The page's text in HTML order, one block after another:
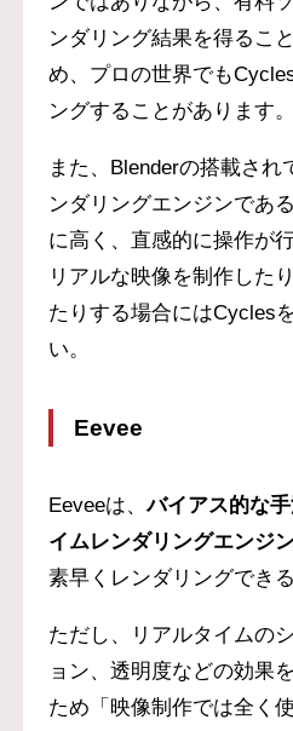
ンダリング結果を得るこ
め、プロの世界でも
ングすることがあります。
また、Blenderの搭載され
ンダリングエンジンであ
に高く、直感的に操作が
リアルな映像を制作した
たりする場合にはCycles
い。
Eevee
Eeveeは、バイアス的な
イムレンダリングエンジ
素早くレンダリングでき
ただし、リアルタイムの
ョン、透明度などの効果
ため「映像制作では全く